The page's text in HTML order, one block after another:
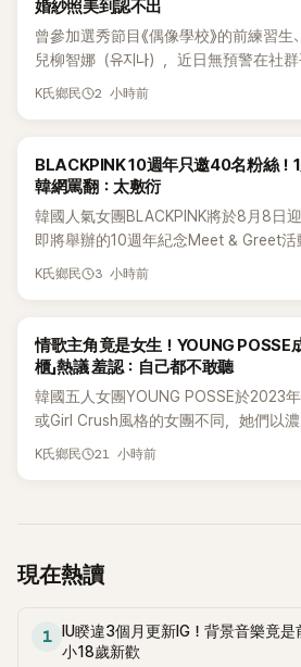
婚紗照美到認不出
曾參加選秀節目《偶像學校》的前練習
兒柳智娜（유지나），近日無預警在社
照，親自宣布即將步入婚姻，消息曝光
K氏鄉民 2 小時前
K-POP
BLACKPINK 10週年只邀40名粉絲！
韓網罵翻：太敷衍
韓國人氣女團BLACKPINK將於8月8日
即將舉辦的10週年紀念Meet & Greet活
合體。根據韓媒《MyDaily》7日報導，
K氏鄉民 3 小時前
K-POP
情歌主角竟是女生！YOUNG POSSE
櫃」熱議 羞認：自己都不敢聽
韓國五人女團YOUNG POSSE於2023
或Girl Crush風格的女團不同，她們以
創Rap及成員親自參與創作為特色，MV
K氏鄉民 21 小時前
現在熱讀
1
IU睽違3個月更新IG！背景音樂竟
小18歲新歡